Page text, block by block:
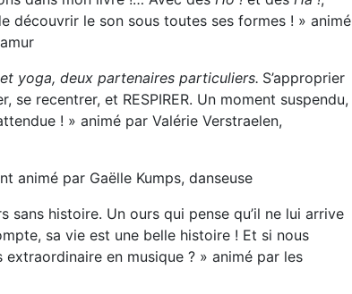
découvrir le son sous toutes ses formes ! » animé
yoga, deux partenaires particuliers. S’approprier
recentrer, et RESPIRER. Un moment suspendu,
! » animé par Valérie Verstraelen,
animé par Gaëlle Kumps, danseuse
sans histoire. Un ours qui pense qu’il ne lui arrive
sa vie est une belle histoire ! Et si nous
en musique ? » animé par les